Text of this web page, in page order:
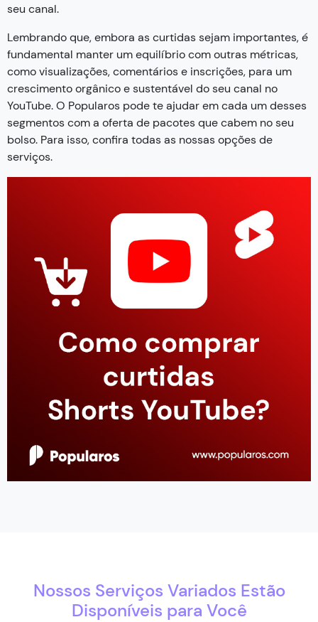
seu canal.
Lembrando que, embora as curtidas sejam importantes, é
fundamental manter um equilíbrio com outras métricas,
como visualizações, comentários e inscrições, para um
crescimento orgânico e sustentável do seu canal no
YouTube. O Popularos pode te ajudar em cada um desses
segmentos com a oferta de pacotes que cabem no seu
bolso. Para isso, confira todas as nossas opções de
serviços.
Nossos Serviços Variados Estão
Disponíveis para Você